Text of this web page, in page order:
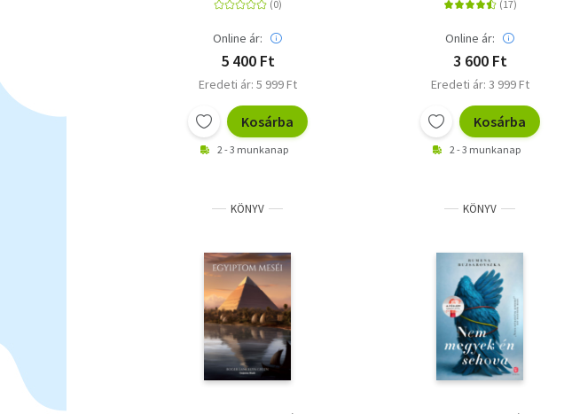
Online ár:
5 400 Ft
Eredeti ár: 5 999 Ft
Kosárba
2 - 3 munkanap
Online ár:
3 600 Ft
Eredeti ár: 3 999 Ft
Kosárba
2 - 3 munkanap
KÖNYV KÖNYV